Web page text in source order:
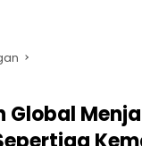
Global